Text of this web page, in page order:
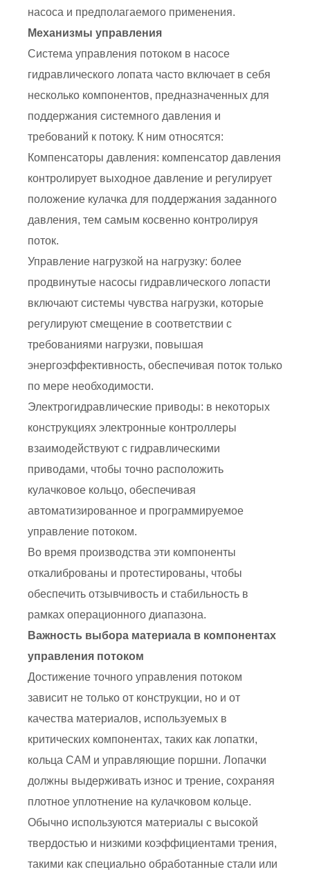
насоса и предполагаемого применения.
Механизмы управления
Система управления потоком в насосе
гидравлического лопата часто включает в себя
несколько компонентов, предназначенных для
поддержания системного давления и
требований к потоку. К ним относятся:
Компенсаторы давления: компенсатор давления
контролирует выходное давление и регулирует
положение кулачка для поддержания заданного
давления, тем самым косвенно контролируя
поток.
Управление нагрузкой на нагрузку: более
продвинутые насосы гидравлического лопасти
включают системы чувства нагрузки, которые
регулируют смещение в соответствии с
требованиями нагрузки, повышая
энергоэффективность, обеспечивая поток только
по мере необходимости.
Электрогидравлические приводы: в некоторых
конструкциях электронные контроллеры
взаимодействуют с гидравлическими
приводами, чтобы точно расположить
кулачковое кольцо, обеспечивая
автоматизированное и программируемое
управление потоком.
Во время производства эти компоненты
откалиброваны и протестированы, чтобы
обеспечить отзывчивость и стабильность в
рамках операционного диапазона.
Важность выбора материала в компонентах
управления потоком
Достижение точного управления потоком
зависит не только от конструкции, но и от
качества материалов, используемых в
критических компонентах, таких как лопатки,
кольца CAM и управляющие поршни. Лопачки
должны выдерживать износ и трение, сохраняя
плотное уплотнение на кулачковом кольце.
Обычно используются материалы с высокой
твердостью и низкими коэффициентами трения,
такими как специально обработанные стали или